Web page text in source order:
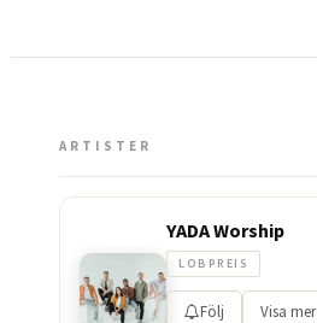
ARTISTER
YADA Worship
LOBPREIS
Följ Visa mer